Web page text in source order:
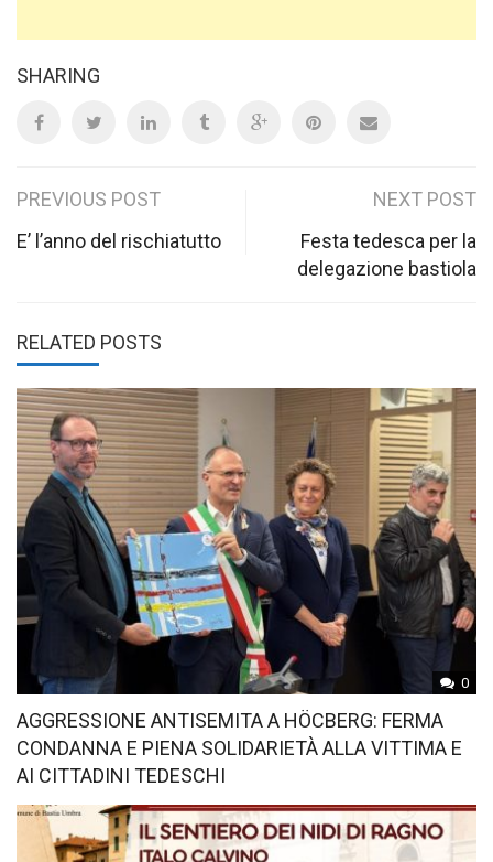
SHARING
Post
navigation
PREVIOUS POST
E’ l’anno del rischiatutto
NEXT POST
Festa tedesca per la
delegazione bastiola
RELATED POSTS
0
AGGRESSIONE ANTISEMITA A HÖCBERG: FERMA
CONDANNA E PIENA SOLIDARIETÀ ALLA VITTIMA E
AI CITTADINI TEDESCHI